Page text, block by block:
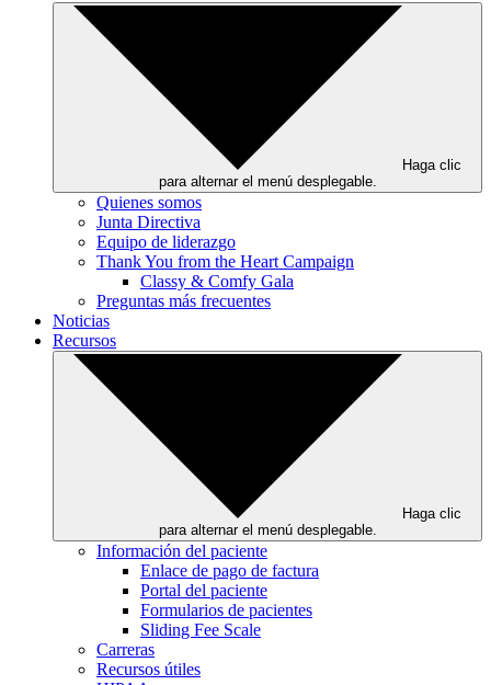
Haga clic
para alternar el menú desplegable.
Quienes somos
Junta Directiva
Equipo de liderazgo
Thank You from the Heart Campaign
Classy & Comfy Gala
Preguntas más frecuentes
Noticias
Recursos
Haga clic
para alternar el menú desplegable.
Información del paciente
Enlace de pago de factura
Portal del paciente
Formularios de pacientes
Sliding Fee Scale
Carreras
Recursos útiles